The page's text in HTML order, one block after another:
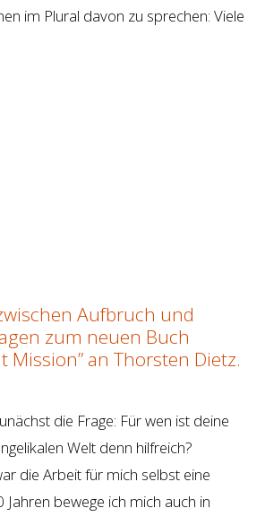
im Plural davon zu sprechen: Viele
Aufbruch und
zum neuen Buch
Mission” an Thorsten Dietz.
die Frage: Für wen ist deine
Welt denn hilfreich?
die Arbeit für mich selbst eine
Jahren bewege ich mich auch in